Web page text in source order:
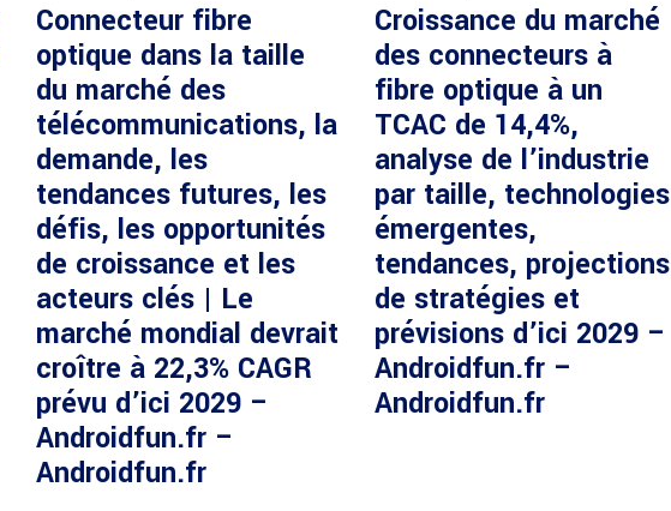
Connecteur fibre
optique dans la taille
du marché des
télécommunications, la
demande, les
tendances futures, les
défis, les opportunités
de croissance et les
acteurs clés | Le
marché mondial devrait
croître à 22,3% CAGR
prévu d’ici 2029 –
Androidfun.fr –
Androidfun.fr
Croissance du marché
des connecteurs à
fibre optique à un
TCAC de 14,4%,
analyse de l’industrie
par taille, technologies
émergentes,
tendances, projections
de stratégies et
prévisions d’ici 2029 –
Androidfun.fr –
Androidfun.fr